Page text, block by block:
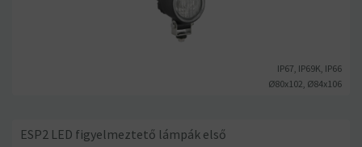
Ø80x102, Ø84x106
IP67, IP69K, IP66
ESP2 LED figyelmeztető lámpák első